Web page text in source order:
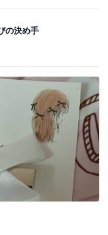
の決め手